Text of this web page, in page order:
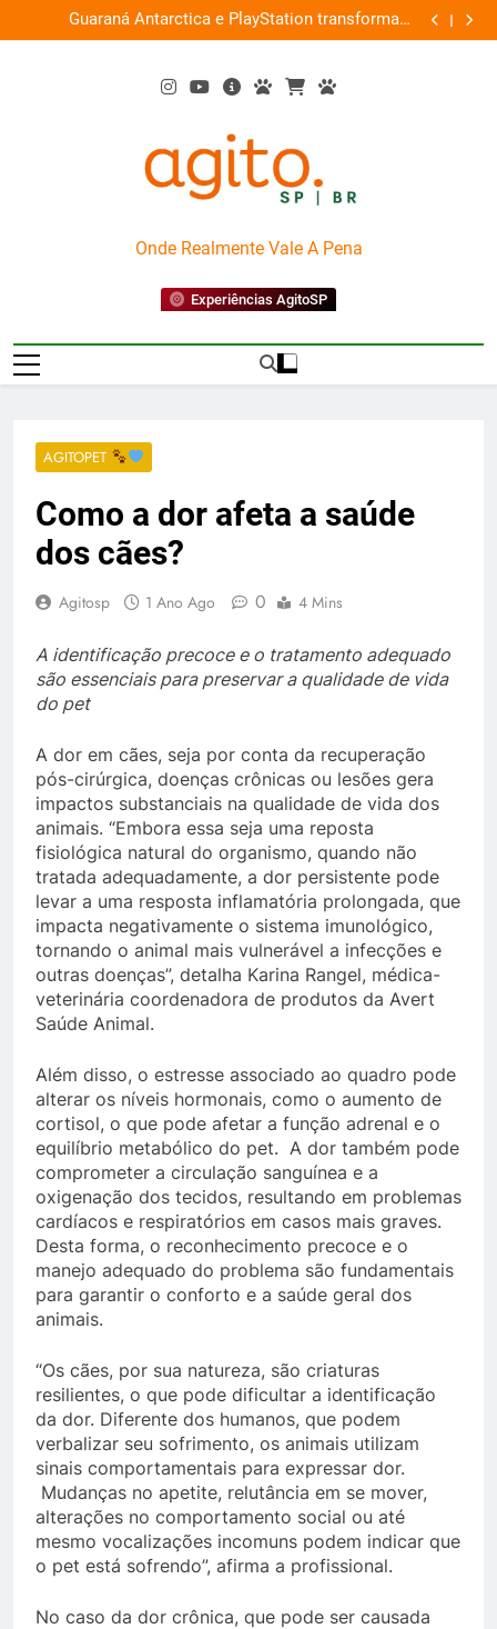
to
Guaraná Antarctica e PlayStation transformam
shopping em arena gamer gratuita
Busch
AgitoSP
Onde Realmente Vale A Pena
Experiências AgitoSP
AGITOPET
Como a dor afeta a saúde
dos cães?
Agitosp 1 Ano Ago 0 4 Mins
A identificação precoce e o tratamento adequado
são essenciais para preservar a qualidade de vida
do pet
A dor em cães, seja por conta da recuperação
pós-cirúrgica, doenças crônicas ou lesões gera
impactos substanciais na qualidade de vida dos
animais. “Embora essa seja uma reposta
fisiológica natural do organismo, quando não
tratada adequadamente, a dor persistente pode
levar a uma resposta inflamatória prolongada, que
impacta negativamente o sistema imunológico,
tornando o animal mais vulnerável a infecções e
outras doenças”, detalha Karina Rangel, médica-
veterinária coordenadora de produtos da Avert
Saúde Animal.
Além disso, o estresse associado ao quadro pode
alterar os níveis hormonais, como o aumento de
cortisol, o que pode afetar a função adrenal e o
equilíbrio metabólico do pet. A dor também pode
comprometer a circulação sanguínea e a
oxigenação dos tecidos, resultando em problemas
cardíacos e respiratórios em casos mais graves.
Desta forma, o reconhecimento precoce e o
manejo adequado do problema são fundamentais
para garantir o conforto e a saúde geral dos
animais.
“Os cães, por sua natureza, são criaturas
resilientes, o que pode dificultar a identificação
da dor. Diferente dos humanos, que podem
verbalizar seu sofrimento, os animais utilizam
sinais comportamentais para expressar dor.
Mudanças no apetite, relutância em se mover,
alterações no comportamento social ou até
mesmo vocalizações incomuns podem indicar que
o pet está sofrendo”, afirma a profissional.
No caso da dor crônica, que pode ser causada